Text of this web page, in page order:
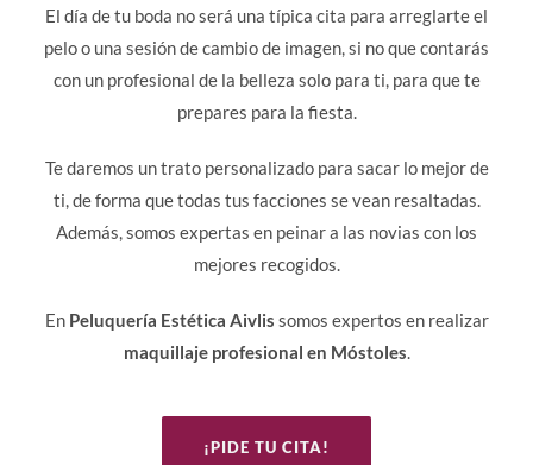
El día de tu boda no será una típica cita para arreglarte el
pelo o una sesión de cambio de imagen, si no que contarás
con un profesional de la belleza solo para ti, para que te
prepares para la fiesta.
Te daremos un trato personalizado para sacar lo mejor de
ti, de forma que todas tus facciones se vean resaltadas.
Además, somos expertas en peinar a las novias con los
mejores recogidos.
En Peluquería Estética Aivlis somos expertos en realizar
maquillaje profesional en Móstoles
¡PIDE TU CITA!